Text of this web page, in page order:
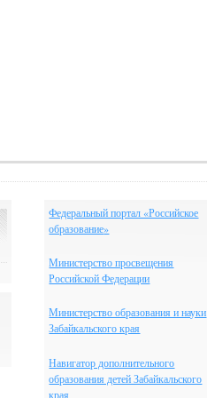
Федеральный портал «Российское
образование»
Министерство просвещения
Российской Федерации
Министерство образования и науки
Забайкальского края
Навигатор дополнительного
образования детей Забайкальского
края